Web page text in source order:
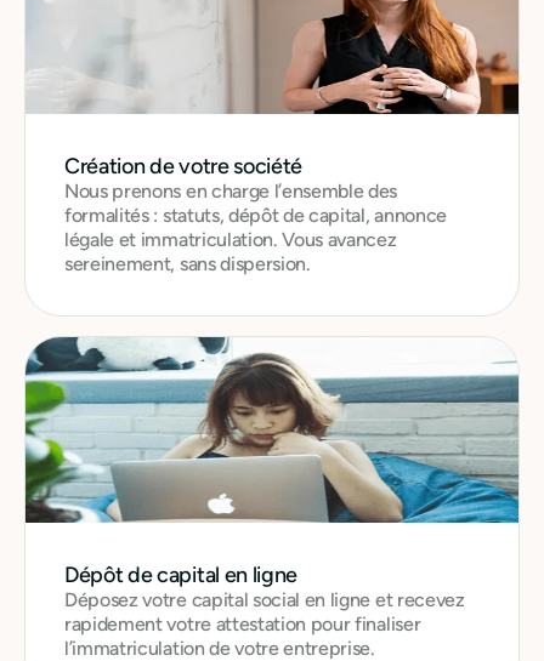
Création de votre société
Nous prenons en charge l’ensemble des
formalités : statuts, dépôt de capital, annonce
légale et immatriculation. Vous avancez
sereinement, sans dispersion.
Dépôt de capital en ligne
Déposez votre capital social en ligne et recevez
rapidement votre attestation pour finaliser
l’immatriculation de votre entreprise.